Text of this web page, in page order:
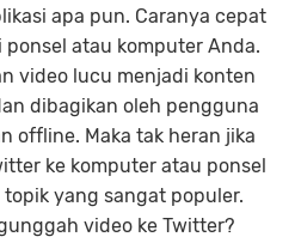
apa pun. Caranya cepat
atau komputer Anda.
video lucu menjadi konten
dibagikan oleh pengguna
offline. Maka tak heran jika
ke komputer atau ponsel
yang sangat populer.
video ke Twitter?